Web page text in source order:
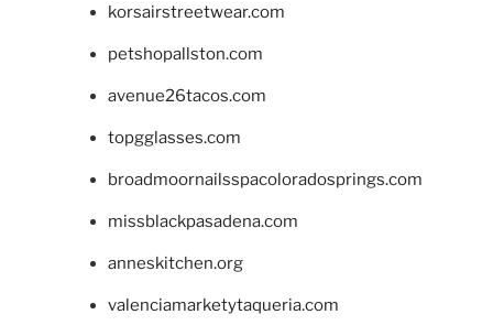
korsairstreetwear.com
petshopallston.com
avenue26tacos.com
topgglasses.com
broadmoornailsspacoloradosprings.com
missblackpasadena.com
anneskitchen.org
valenciamarketytaqueria.com